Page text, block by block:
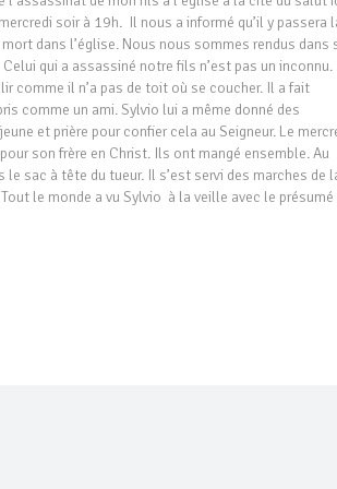
soir à 19h. Il nous a informé qu’il y passera
dans l’église. Nous nous sommes rendus dans
qui a assassiné notre fils n’est pas un inconnu.
comme il n’a pas de toit où se coucher. Il a fait
comme un ami. Sylvio lui a même donné des
et prière pour confier cela au Seigneur. Le
son frère en Christ. Ils ont mangé ensemble. Au
sac à tête du tueur. Il s’est servi des marches de
le monde a vu Sylvio à la veille avec le présumé